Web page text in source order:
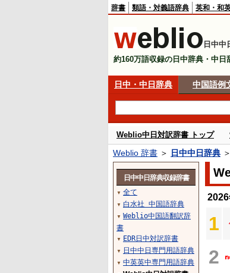
辞書 類語・対義語辞典 英和・和
日中中
約160万語収録の日中辞典・中日
日中・中日辞典 中国語例
Weblio中日対訳辞書 トップ
Weblio 辞書 ＞ 日中中日辞典 ＞
1
2
日中中日辞典収録辞書
▼ 全て
▼ 白水社 中国語辞典
▼ Weblio中国語翻訳辞
書
▼ EDR日中対訳辞書
▼ 日中中日専門用語辞典
▼ 中英英中専門用語辞典